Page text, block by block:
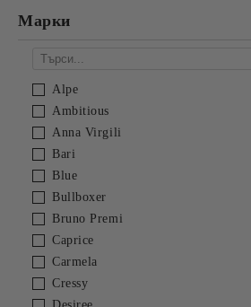
Mарки
Alpe
Ambitious
Anna Virgili
Bari
Blue
Bullboxer
Bruno Premi
Caprice
Carmela
Cressy